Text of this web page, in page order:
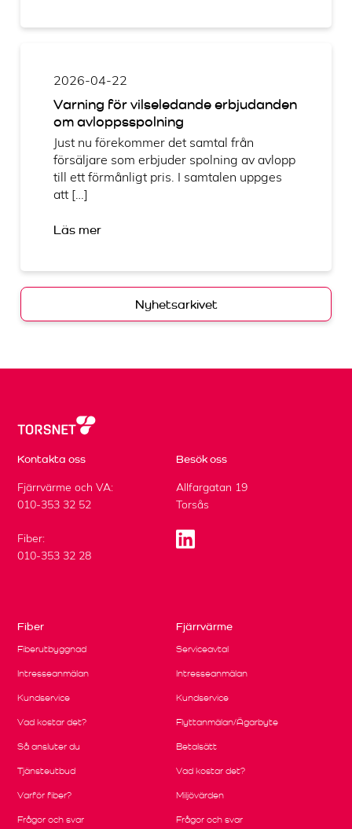
2026-04-22
Varning för vilseledande erbjudanden
om avloppsspolning
Just nu förekommer det samtal från
försäljare som erbjuder spolning av avlopp
till ett förmånligt pris. I samtalen uppges
att […]
Läs mer
Nyhetsarkivet
Kontakta oss
Fjärrvärme och VA:
010-353 32 52
Fiber:
010-353 32 28
Besök oss
Allfargatan 19
Torsås
Fiber
Fiberutbyggnad
Intresseanmälan
Kundservice
Vad kostar det?
Så ansluter du
Tjänsteutbud
Varför fiber?
Frågor och svar
Fjärrvärme
Serviceavtal
Intresseanmälan
Kundservice
Flyttanmälan/Ägarbyte
Betalsätt
Vad kostar det?
Miljövärden
Frågor och svar